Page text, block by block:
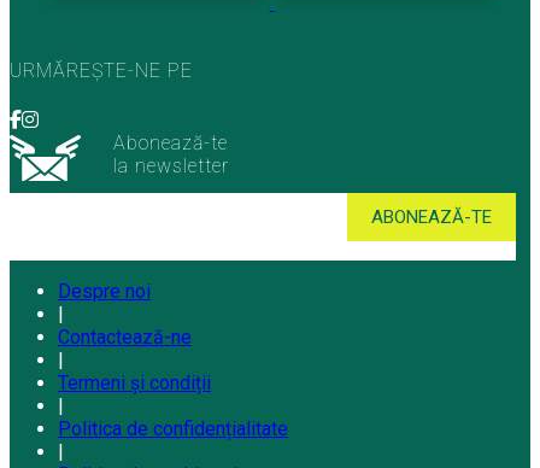
URMĂREȘTE-NE PE
Abonează-te
la newsletter
Despre noi
|
Contactează-ne
|
Termeni și condiții
|
Politica de confidențialitate
|